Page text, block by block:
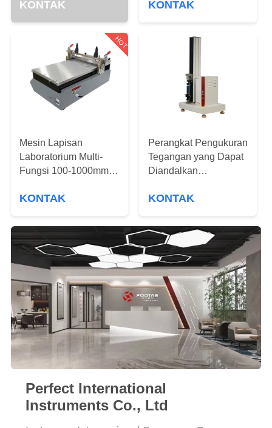
PABRIK
KONTROL
KUALITAS
PERMINTAAN
PENAWARAN
SITEMAP
POLICY
KONTAK KONTAK
HOT
Mesin Lapisan
Laboratorium Multi-
Fungsi 100-1000mm
Lapisan Sirup
KONTAK
Perangkat Pengukuran
Tegangan yang Dapat
Diandalkan
Uji Kekuatan
KONTAK
Perfect International
Instruments Co., Ltd